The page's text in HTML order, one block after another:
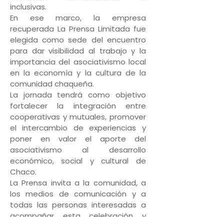
inclusivas.
En ese marco, la empresa
recuperada La Prensa Limitada fue
elegida como sede del encuentro
para dar visibilidad al trabajo y la
importancia del asociativismo local
en la economía y la cultura de la
comunidad chaqueña.
La jornada tendrá como objetivo
fortalecer la integración entre
cooperativas y mutuales, promover
el intercambio de experiencias y
poner en valor el aporte del
asociativismo al desarrollo
económico, social y cultural de
Chaco.
La Prensa invita a la comunidad, a
los medios de comunicación y a
todas las personas interesadas a